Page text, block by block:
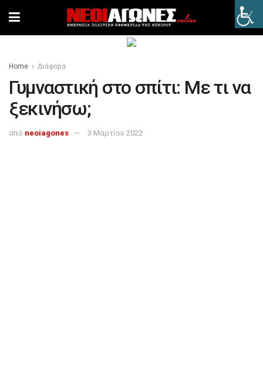
Home Διάφορα
Γυμναστική στο σπίτι: Με τι να
ξεκινήσω;
από neoiagones 3 Μαρτίου 2022